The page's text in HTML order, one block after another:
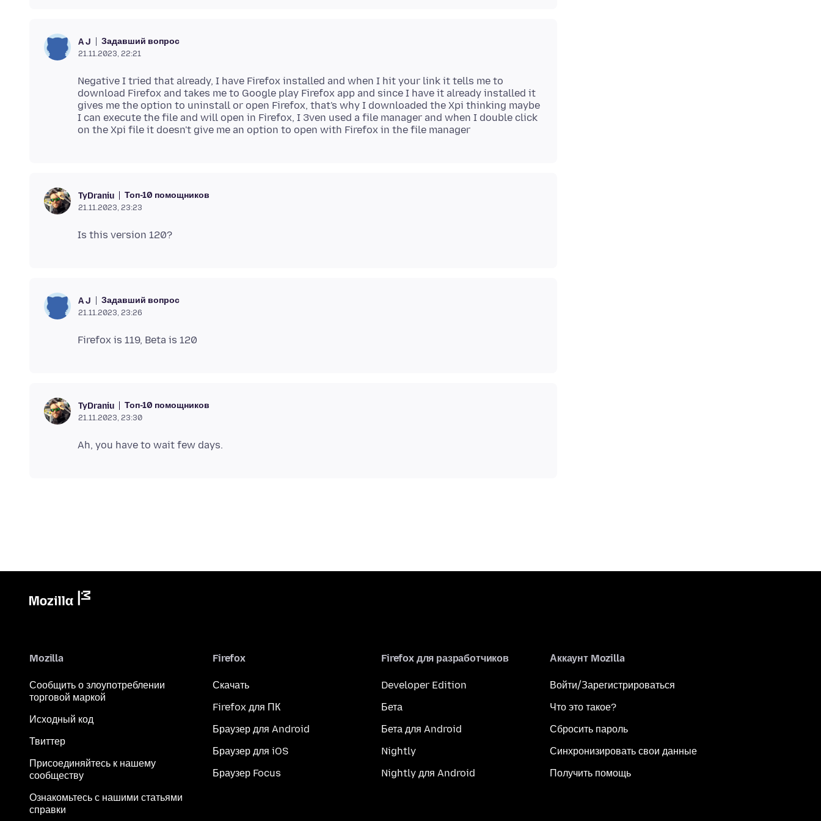
A J Задавший вопрос
21.11.2023, 22:21
Negative I tried that already, I have Firefox installed and when I hit your link it tells me to
download Firefox and takes me to Google play Firefox app and since I have it already installed it
gives me the option to uninstall or open Firefox, that's why I downloaded the Xpi thinking maybe
I can execute the file and will open in Firefox, I 3ven used a file manager and when I double click
TyDraniu Топ-10 помощников
21.11.2023, 23:23
A J Задавший вопрос
21.11.2023, 23:26
TyDraniu Топ-10 помощников
21.11.2023, 23:30
Mozilla
Сообщить о злоупотреблении
торговой маркой
Исходный код
Твиттер
Присоединяйтесь к нашему
сообществу
Ознакомьтесь с нашими статьями
справки
Firefox
Скачать
Firefox для ПК
Браузер для Android
Браузер для iOS
Браузер Focus
Firefox для разработчиков
Developer Edition
Бета
Бета для Android
Nightly
Nightly для Android
Аккаунт Mozilla
Войти/Зарегистрироваться
Что это такое?
Сбросить пароль
Синхронизировать свои данные
Получить помощь